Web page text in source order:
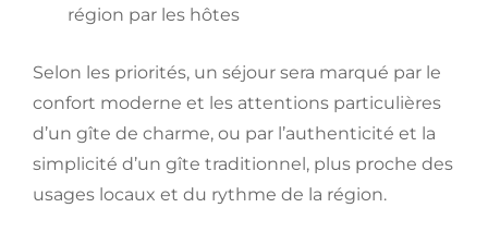
région par les hôtes
Selon les priorités, un séjour sera marqué par le
confort moderne et les attentions particulières
d’un gîte de charme, ou par l’authenticité et la
simplicité d’un gîte traditionnel, plus proche des
usages locaux et du rythme de la région.